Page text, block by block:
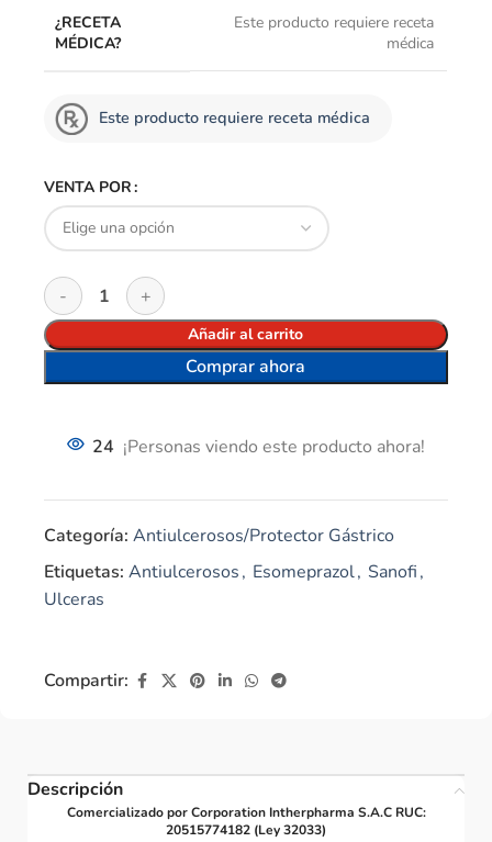
¿RECETA
MÉDICA?
Este producto requiere receta
médica
Este producto requiere receta médica
VENTA POR
Añadir al carrito
Comprar ahora
24 ¡Personas viendo este producto ahora!
Categoría: Antiulcerosos/Protector Gástrico
Etiquetas: Antiulcerosos, Esomeprazol, Sanofi,
Ulceras
Compartir:
Descripción
Comercializado por Corporation Intherpharma S.A.C RUC:
20515774182 (Ley 32033)